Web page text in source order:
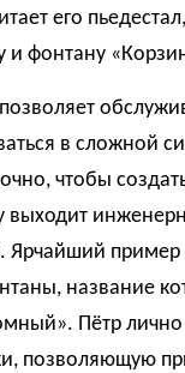
его
и фонтану
в сложной
чтобы
выходит
Ярчайший
название
Пётр
позволяющую